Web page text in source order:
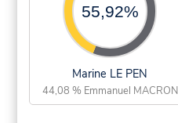
55,92%
Marine LE PEN
44,08 % Emmanuel MACRON